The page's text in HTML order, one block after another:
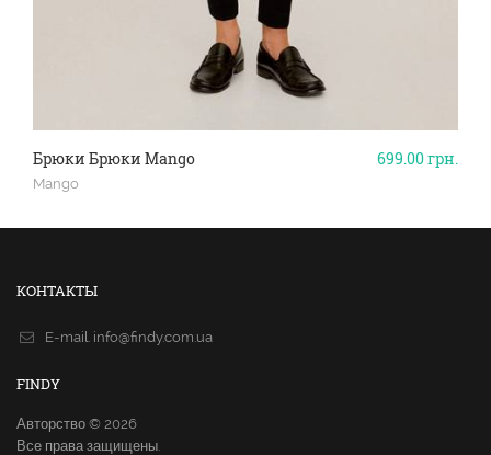
699.00грн.
Брюки Брюки Mango
Mango
КОНТАКТЫ
E-mail. info@findy.com.ua
FINDY
Авторство © 2026
Все права защищены.